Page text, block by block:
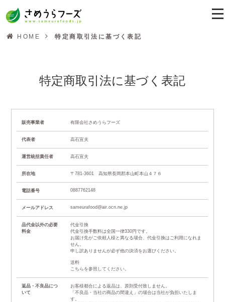
HOME 特定商取引法に基づく表記
特定商取引法に基づく表記
販売事業者 有限会社さめうらフーズ
代表者 高石宣夫
運営統括責任者 高石宣夫
所在地 〒781-3601 高知県長岡郡本山町本山４７６
電話番号 0887762148
メールアドレス sameurafood@air.ocn.ne.jp
品代金以外の必要
料金
代金引換
代金引換手数料は全国一律330円です。
お届け先がご依頼人様と異なる場合、代金引換はご利用になれま
せん。
申し訳ありませんが必ず他の決済をお選びください。
送料
こちら を参照してください。
返品・不良品につ
いて
お客様都合による返品は、原則受付致しません。
「不良品・当社の商品の間違え」の場合は当社が負担いたしま
す。